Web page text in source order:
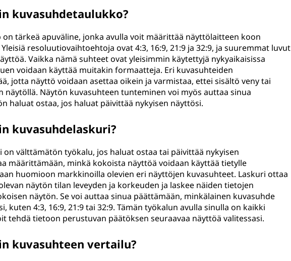
kuvasuhdetaulukko?
on tärkeä apuväline, jonka avulla voit määrittää näyttölaitteen koon
resoluutiovaihtoehtoja ovat 4:3, 16:9, 21:9 ja 32:9, ja suuremmat luvut
Vaikka nämä suhteet ovat yleisimmin käytettyjä nykyaikaisissa
voidaan käyttää muitakin formaatteja. Eri kuvasuhteiden
jotta näyttö voidaan asettaa oikein ja varmistaa, ettei sisältö veny tai
näytöllä. Näytön kuvasuhteen tunteminen voi myös auttaa sinua
haluat ostaa, jos haluat päivittää nykyisen näyttösi.
kuvasuhdelaskuri?
on välttämätön työkalu, jos haluat ostaa tai päivittää nykyisen
määrittämään, minkä kokoista näyttöä voidaan käyttää tietylle
huomioon markkinoilla olevien eri näyttöjen kuvasuhteet. Laskuri ottaa
näytön tilan leveyden ja korkeuden ja laskee näiden tietojen
näytön. Se voi auttaa sinua päättämään, minkälainen kuvasuhde
kuten 4:3, 16:9, 21:9 tai 32:9. Tämän työkalun avulla sinulla on kaikki
tehdä tietoon perustuvan päätöksen seuraavaa näyttöä valitessasi.
kuvasuhteen vertailu?